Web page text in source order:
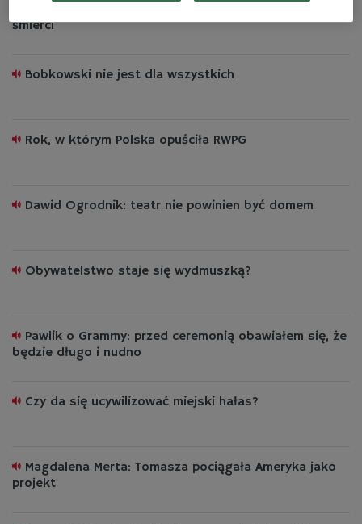
śmierci
Bobkowski nie jest dla wszystkich
Rok, w którym Polska opuściła RWPG
Dawid Ogrodnik: teatr nie powinien być domem
Obywatelstwo staje się wydmuszką?
Pawlik o Grammy: przed ceremonią obawiałem się, że
będzie długo i nudno
Czy da się ucywilizować miejski hałas?
Magdalena Merta: Tomasza pociągała Ameryka jako
projekt